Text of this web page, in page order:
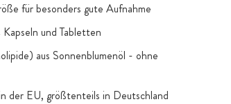
für besonders gute Aufnahme
und Tabletten
aus Sonnenblumenöl - ohne
der EU, größtenteils in Deutschland